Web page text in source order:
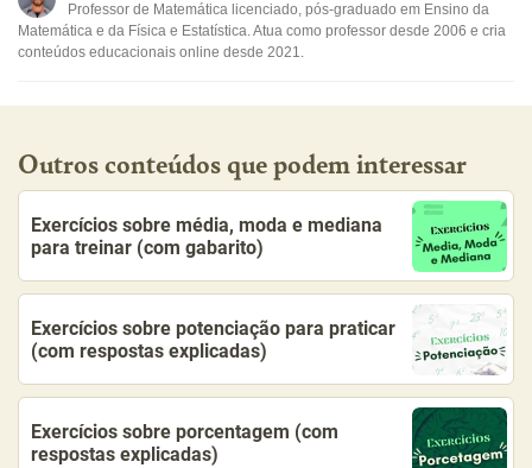
Outro
Professor de Matemática licenciado, pós-graduado em Ensino da
Matemática e da Física e Estatística. Atua como professor desde 2006 e cria
conteúdos educacionais online desde 2021.
Outros conteúdos que podem interessar
Exercícios sobre média, moda e mediana
para treinar (com gabarito)
Exercícios sobre potenciação para praticar
(com respostas explicadas)
Exercícios sobre porcentagem (com
respostas explicadas)